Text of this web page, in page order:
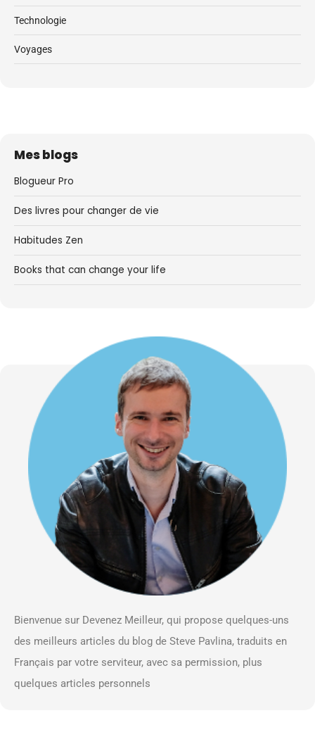
Technologie
Voyages
Mes blogs
Blogueur Pro
Des livres pour changer de vie
Habitudes Zen
Books that can change your life
Bienvenue sur Devenez Meilleur, qui propose quelques-uns
des meilleurs articles du blog de Steve Pavlina, traduits en
Français par votre serviteur, avec sa permission, plus
quelques articles personnels